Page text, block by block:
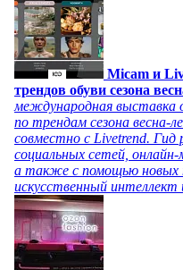
Micam и
трендов обуви сезона
международная выставка
по трендам сезона весна-
совместно с Livetrend. Гид
социальных сетей,
а также с помощью новых
искусственный интеллект